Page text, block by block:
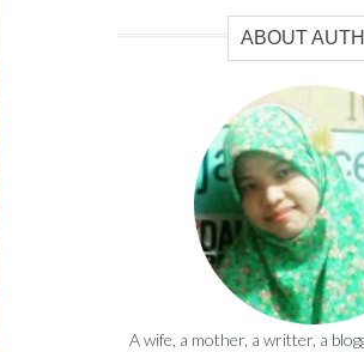
ABOUT
A wife, a mother, a writter, a